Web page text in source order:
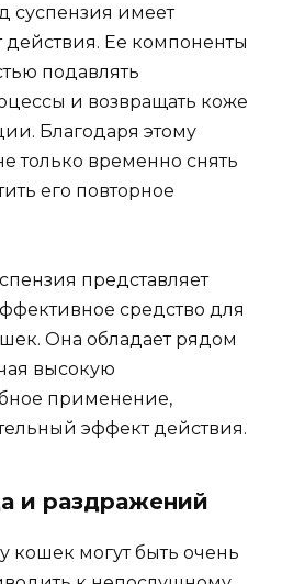
суспензия имеет
Ее компоненты
подавлять
и возвращать коже
Благодаря этому
только временно снять
его повторное
представляет
средство для
Она обладает рядом
высокую
применение,
эффект действия.
и раздражений
кошек могут быть очень